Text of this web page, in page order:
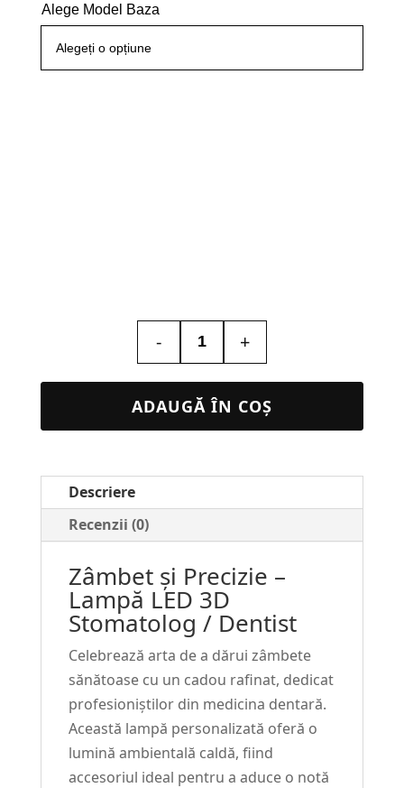
Alege Model Baza
-
Cantitate
Led
Stomatolog
#53
+
ADAUGĂ ÎN COȘ
Descriere
Recenzii (0)
Zâmbet și Precizie –
Lampă LED 3D
Stomatolog / Dentist
Celebrează arta de a dărui zâmbete
sănătoase cu un cadou rafinat, dedicat
profesioniștilor din medicina dentară.
Această lampă personalizată oferă o
lumină ambientală caldă, fiind
accesoriul ideal pentru a aduce o notă